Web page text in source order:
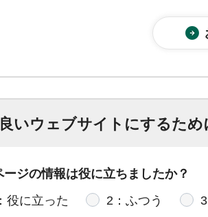
いウェブサイトにするた
ージの情報は役に立ちましたか？
役に立った
2：ふつう